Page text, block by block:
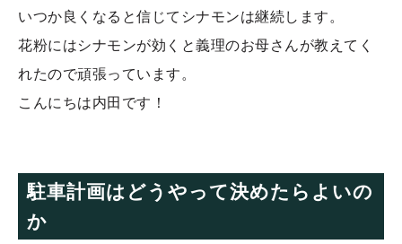
いつか良くなると信じてシナモンは継続します。
花粉にはシナモンが効くと義理のお母さんが教えてく
れたので頑張っています。
こんにちは内田です！
駐車計画はどうやって決めたらよいの
か